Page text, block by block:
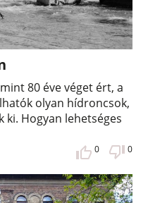
80 éve véget ért, a
olyan hídroncsok,
ki. Hogyan lehetséges
0 0